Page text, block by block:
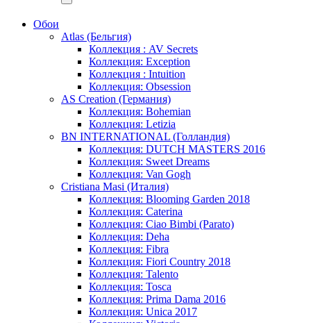
Обои
Atlas (Бельгия)
Коллекция : AV Secrets
Коллекция: Exception
Коллекция : Intuition
Коллекция: Obsession
AS Creation (Германия)
Коллекция: Bohemian
Коллекция: Letizia
BN INTERNATIONAL (Голландия)
Коллекция: DUTCH MASTERS 2016
Коллекция: Sweet Dreams
Коллекция: Van Gogh
Cristiana Masi (Италия)
Коллекция: Blooming Garden 2018
Коллекция: Caterina
Коллекция: Ciao Bimbi (Parato)
Коллекция: Deha
Коллекция: Fibra
Коллекция: Fiori Country 2018
Коллекция: Talento
Коллекция: Tosca
Коллекция: Prima Dama 2016
Коллекция: Unica 2017